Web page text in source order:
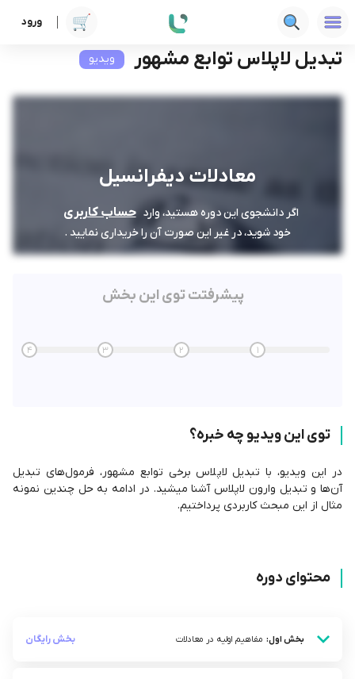
ورود دوره ها فنی‌ومهندسی معادلات دیفرانسیل تبدیل لاپلاس توابع مشهور
تبدیل لاپلاس توابع مشهور ویدیو
معادلات دیفرانسیل
اگر دانشجوی این دوره هستید، وارد حساب کاربری
خود شوید، در غیر این صورت آن را خریداری نمایید .
پیشرفتت توی این بخش
1
2
3
4
توی این ویدیو چه خبره؟
در این ویدیو، با تبدیل لاپلاس برخی توابع مشهور، فرمول‌های تبدیل
آن‌ها و تبدیل وارون لاپلاس آشنا میشید. در ادامه به حل چندین نمونه
مثال از این مبحث کاربردی پرداختیم.
محتوای دوره
بخش اول: مفاهیم اولیه در معادلات بخش رایگان